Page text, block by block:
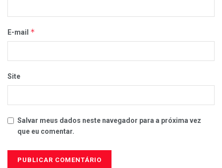
E-mail *
Site
Salvar meus dados neste navegador para a próxima vez
que eu comentar.